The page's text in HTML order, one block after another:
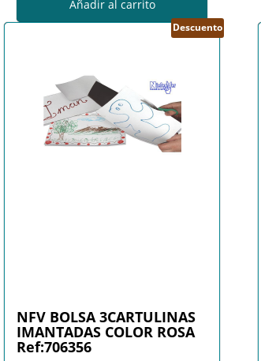
Añadir al carrito
Descuento
NFV BOLSA 3CARTULINAS
IMANTADAS COLOR ROSA
Ref:706356